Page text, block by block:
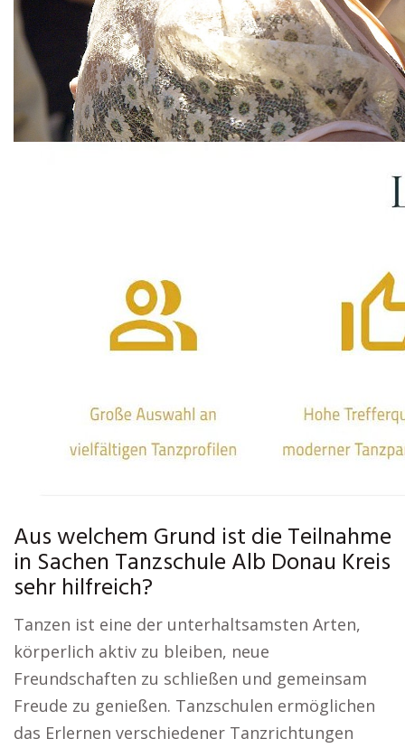
Aus welchem Grund ist die Teilnahme
in Sachen Tanzschule Alb Donau Kreis
sehr hilfreich?
Tanzen ist eine der unterhaltsamsten Arten,
körperlich aktiv zu bleiben, neue
Freundschaften zu schließen und gemeinsam
Freude zu genießen. Tanzschulen ermöglichen
das Erlernen verschiedener Tanzrichtungen